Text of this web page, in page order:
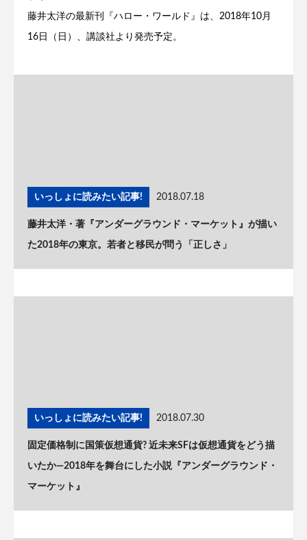
藤井太洋の最新刊『ハロー・ワールド』は、2018年10月
16日（日）、講談社より発売予定。
いっしょに読みたい記事! 2018.07.18
藤井太洋・著『アンダーグラウンド・マーケット』が描い
た2018年の東京。若者と移民が問う「正しさ」
いっしょに読みたい記事! 2018.07.30
固定価格制に国策仮想通貨? 近未来SFは仮想通貨をどう描
いたか―2018年を舞台にした小説『アンダーグラウンド・
マーケット』